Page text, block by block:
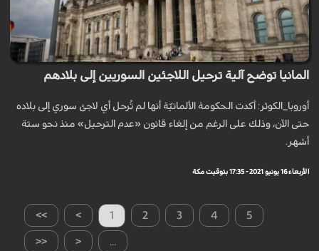
المانيا توضح آلية ترحيل اللاجئين السوريين إلى بلادهم
أوروبا_الكوثر: أكدت الحكومة الألمانيّة أنها لم تُرحل أي لاجئ سوري إلى بلاده
حتى الآن، وذلك على الرغم من إلغاء قانون «عدم الترحيل» منذ نحو ستة
أشهر.
الأربعاء 16 يونيو 2021 - 17:35 بتوقيت مكة
>> > 1 2 3 4 5
...
<
<<